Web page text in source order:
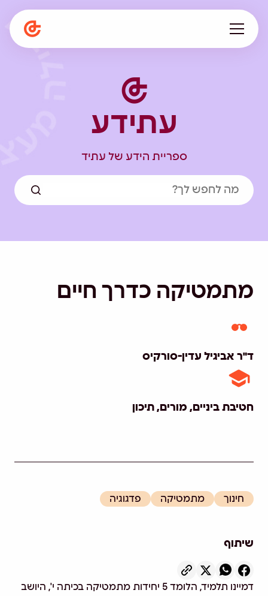
תפיסה חינוכית
en
עתידע
ספריית הידע של עתיד
מתמטיקה כדרך חיים
ד"ר אביגיל עדין-סורקיס
חטיבת ביניים, מורים, תיכון
חינוך מתמטיקה פדגוגיה
שיתוף
דמיינו תלמיד, הלומד 5 יחידות מתמטיקה בכיתה י', היושב